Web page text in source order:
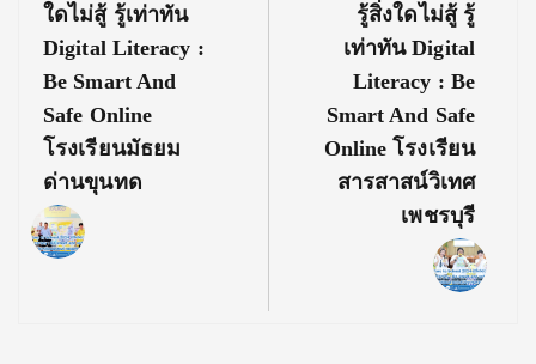
ใดไม่สู้ รู้เท่าทัน
Digital Literacy :
Be Smart And
Safe Online
โรงเรียนมัธยม
ด่านขุนทด
รู้สิ่งใดไม่สู้ รู้
เท่าทัน Digital
Literacy : Be
Smart And Safe
Online โรงเรียน
สารสาสน์วิเทศ
เพชรบุรี